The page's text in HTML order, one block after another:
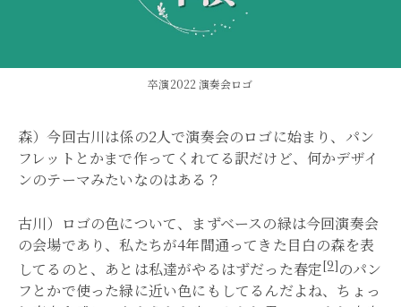
卒演2022 演奏会ロゴ
森）今回古川は係の2人で演奏会のロゴに始まり、パン
フレットとかまで作ってくれてる訳だけど、何かデザイ
ンのテーマみたいなのはある？
古川）ロゴの色について、まずベースの緑は今回演奏会
の会場であり、私たちが4年間通ってきた目白の森を表
してるのと、あとは私達がやるはずだった春定[9]のパン
フとかで使った緑に近い色にもしてるんだよね、ちょっ